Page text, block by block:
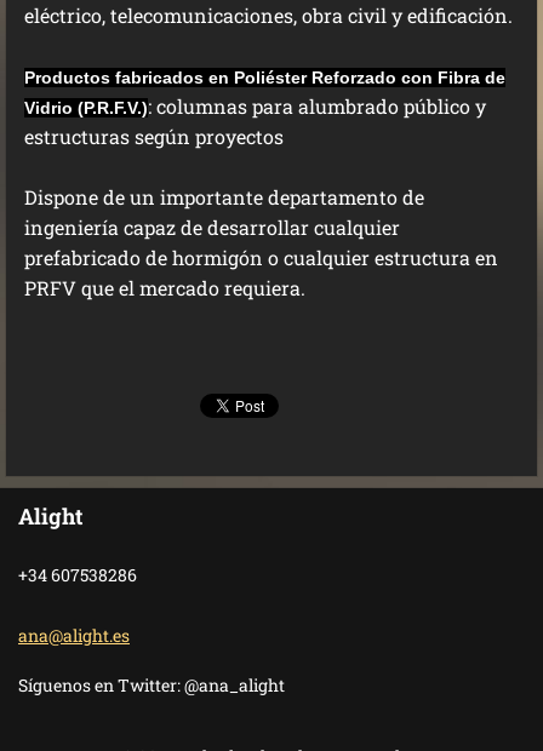
eléctrico, telecomunicaciones, obra civil y edificación.
Productos fabricados en Poliéster Reforzado con Fibra de
Vidrio (P.R.F.V.): columnas para alumbrado público y
estructuras según proyectos
Dispone de un importante departamento de
ingeniería capaz de desarrollar cualquier
prefabricado de hormigón o cualquier estructura en
PRFV que el mercado requiera.
Alight
+34 607538286
ana@alight.es
Síguenos en Twitter: @ana_alight